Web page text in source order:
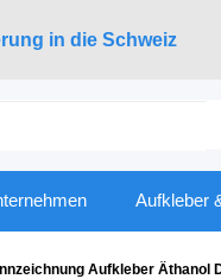
in die Schweiz
Aufkleber
Aufkleber Äthanol